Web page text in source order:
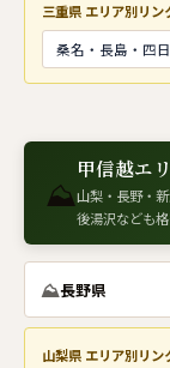
三重県 エリア別リン
桑名・長島・四
⛰
甲信越エ
山梨・長野・
後湯沢なども格
⛰長野県
山梨県 エリア別リン